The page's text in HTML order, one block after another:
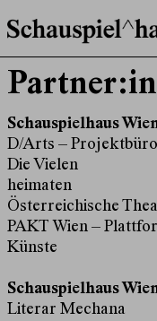
Schauspielhaus
D/Arts –
Die Vielen
heimaten
Österreichische
PAKT Wien –
Künste
Schauspielhaus
Literar Mechana